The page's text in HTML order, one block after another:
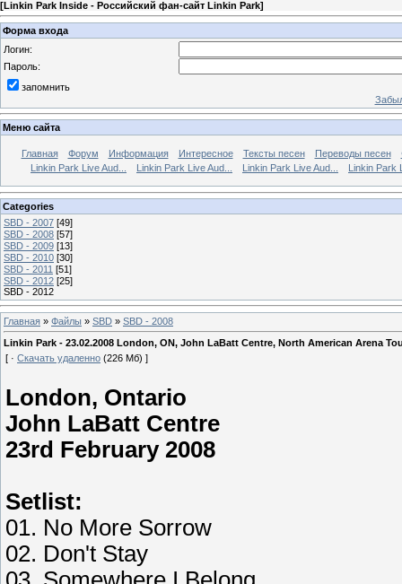
[Linkin Park Inside - Российский фан-сайт Linkin Park]
Форма входа
Логин:
Пароль:
запомнить
Меню сайта
Главная Форум Информация Интересное Тексты песен Переводы песен
Linkin Park Live Aud...
Linkin Park Live Aud... Linkin Park Live Aud... Linkin Park
Categories
SBD - 2007 [49]
SBD - 2008 [57]
SBD - 2009 [13]
SBD - 2010 [30]
SBD - 2011 [51]
SBD - 2012 [25]
SBD - 2012
Главная » Файлы » SBD » SBD - 2008
Linkin Park - 23.02.2008 London, ON, John LaBatt Centre, North American Arena
[ · Скачать удаленно (226 Мб) ]
London, Ontario
John LaBatt Centre
23rd February 2008
Setlist:
01. No More Sorrow
02. Don't Stay